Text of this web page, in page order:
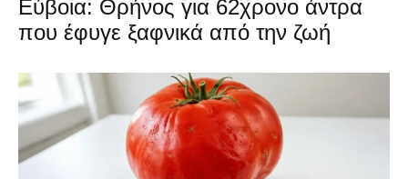
Εύβοια: Θρήνος για 62χρονο άντρα
που έφυγε ξαφνικά από την ζωή